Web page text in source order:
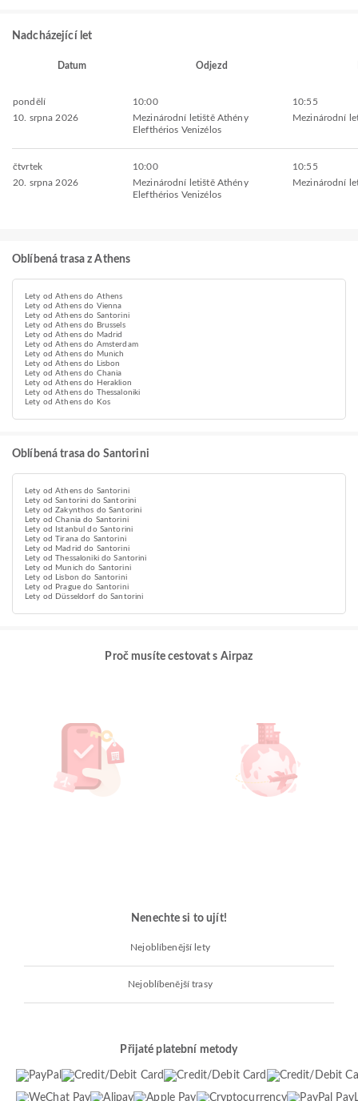
Nadcházející let
Datum Odjezd
pondělí
10. srpna 2026
10:00
Mezinárodní letiště Athény
Elefthérios Venizélos
10:55
Mezinárodní
čtvrtek
20. srpna 2026
10:00
Mezinárodní letiště Athény
Elefthérios Venizélos
10:55
Mezinárodní
Oblíbená trasa z Athens
Lety od Athens do Athens
Lety od Athens do Vienna
Lety od Athens do Santorini
Lety od Athens do Brussels
Lety od Athens do Madrid
Lety od Athens do Amsterdam
Lety od Athens do Munich
Lety od Athens do Lisbon
Lety od Athens do Chania
Lety od Athens do Heraklion
Lety od Athens do Thessaloniki
Lety od Athens do Kos
Oblíbená trasa do Santorini
Lety od Athens do Santorini
Lety od Santorini do Santorini
Lety od Zakynthos do Santorini
Lety od Chania do Santorini
Lety od Istanbul do Santorini
Lety od Tirana do Santorini
Lety od Madrid do Santorini
Lety od Thessaloniki do Santorini
Lety od Munich do Santorini
Lety od Lisbon do Santorini
Lety od Prague do Santorini
Lety od Düsseldorf do Santorini
Proč musíte cestovat s Airpaz
Nenechte si to ujít!
Nejoblíbenější lety
Nejoblíbenější trasy
Přijaté platební metody